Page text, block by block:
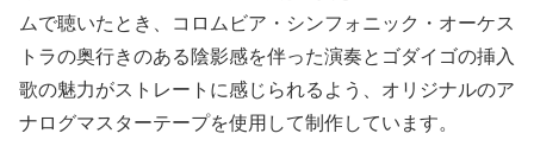
ムで聴いたとき、コロムビア・シンフォニック・オーケス
トラの奥行きのある陰影感を伴った演奏とゴダイゴの挿入
歌の魅力がストレートに感じられるよう、オリジナルのア
ナログマスターテープを使用して制作しています。